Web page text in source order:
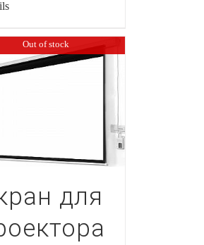
Out of stock
для